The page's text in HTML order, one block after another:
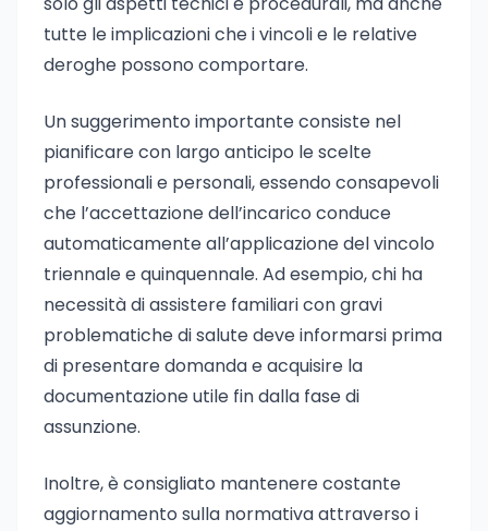
tutte le implicazioni che i vincoli e le relative
deroghe possono comportare.
Un suggerimento importante consiste nel
pianificare con largo anticipo le scelte
professionali e personali, essendo consapevoli
che l’accettazione dell’incarico conduce
automaticamente all’applicazione del vincolo
triennale e quinquennale. Ad esempio, chi ha
necessità di assistere familiari con gravi
problematiche di salute deve informarsi prima
di presentare domanda e acquisire la
documentazione utile fin dalla fase di
assunzione.
Inoltre, è consigliato mantenere costante
aggiornamento sulla normativa attraverso i